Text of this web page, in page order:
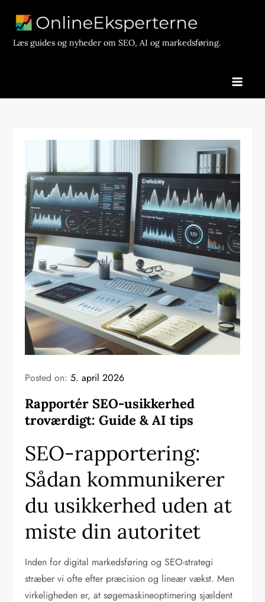
contentLæs guides og nyheder om SEO, AI og markedsføring.
Posted on:5. april 2026
Rapportér SEO-usikkerhed
troværdigt: Guide & AI tips
SEO-rapportering:
Sådan kommunikerer
du usikkerhed uden at
miste din autoritet
Inden for digital markedsføring og SEO-strategi
stræber vi ofte efter præcision og lineær vækst. Men
virkeligheden er, at søgemaskineoptimering sjældent